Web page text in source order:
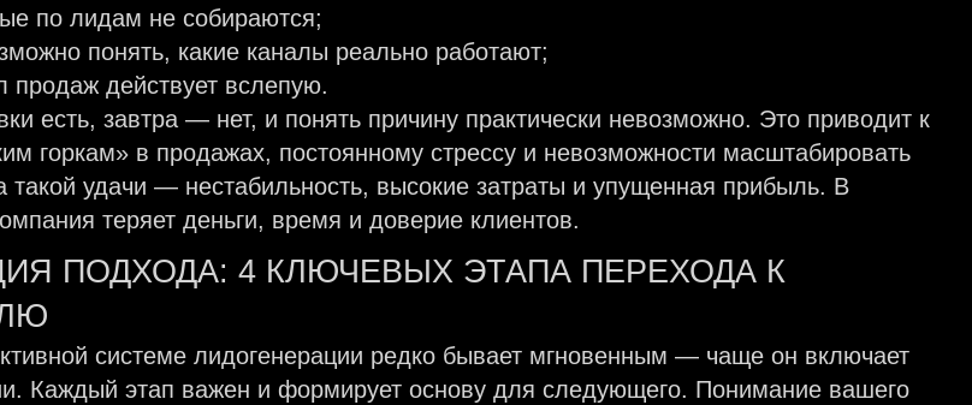
по лидам не собираются;
понять, какие каналы реально работают;
продаж действует вслепую.
есть, завтра — нет, и понять причину практически невозможно. Это приводит к
горкам» в продажах, постоянному стрессу и невозможности масштабировать
такой удачи — нестабильность, высокие затраты и упущенная прибыль. В
теряет деньги, время и доверие клиентов.
ПОДХОДА: 4 КЛЮЧЕВЫХ ЭТАПА ПЕРЕХОДА К
системе лидогенерации редко бывает мгновенным — чаще он включает
Каждый этап важен и формирует основу для следующего. Понимание вашего